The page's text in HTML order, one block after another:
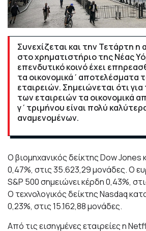
Συνεχίζεται και την Τετάρτη η
στο χρηματιστήριο της Νέας
επενδυτικό κοινό έχει
τα οικονομικά΄αποτελέσματα
εταιρειών. Σημειώνεται ότι
των εταιρειών τα οικονομικά
γ΄τριμήνου είναι πολύ
αναμενομένων.
Ο βιομηχανικός δείκτης Dow
0,47%, στις 35.623,29 μονάδες. Ο
S&P 500 σημειώνει κέρδη 0,43%,
Ο τεχνολογικός δείκτης Nasdaq
0,23%, στις 15.162,88 μονάδες.
Από τις εισηγμένες εταιρείες η